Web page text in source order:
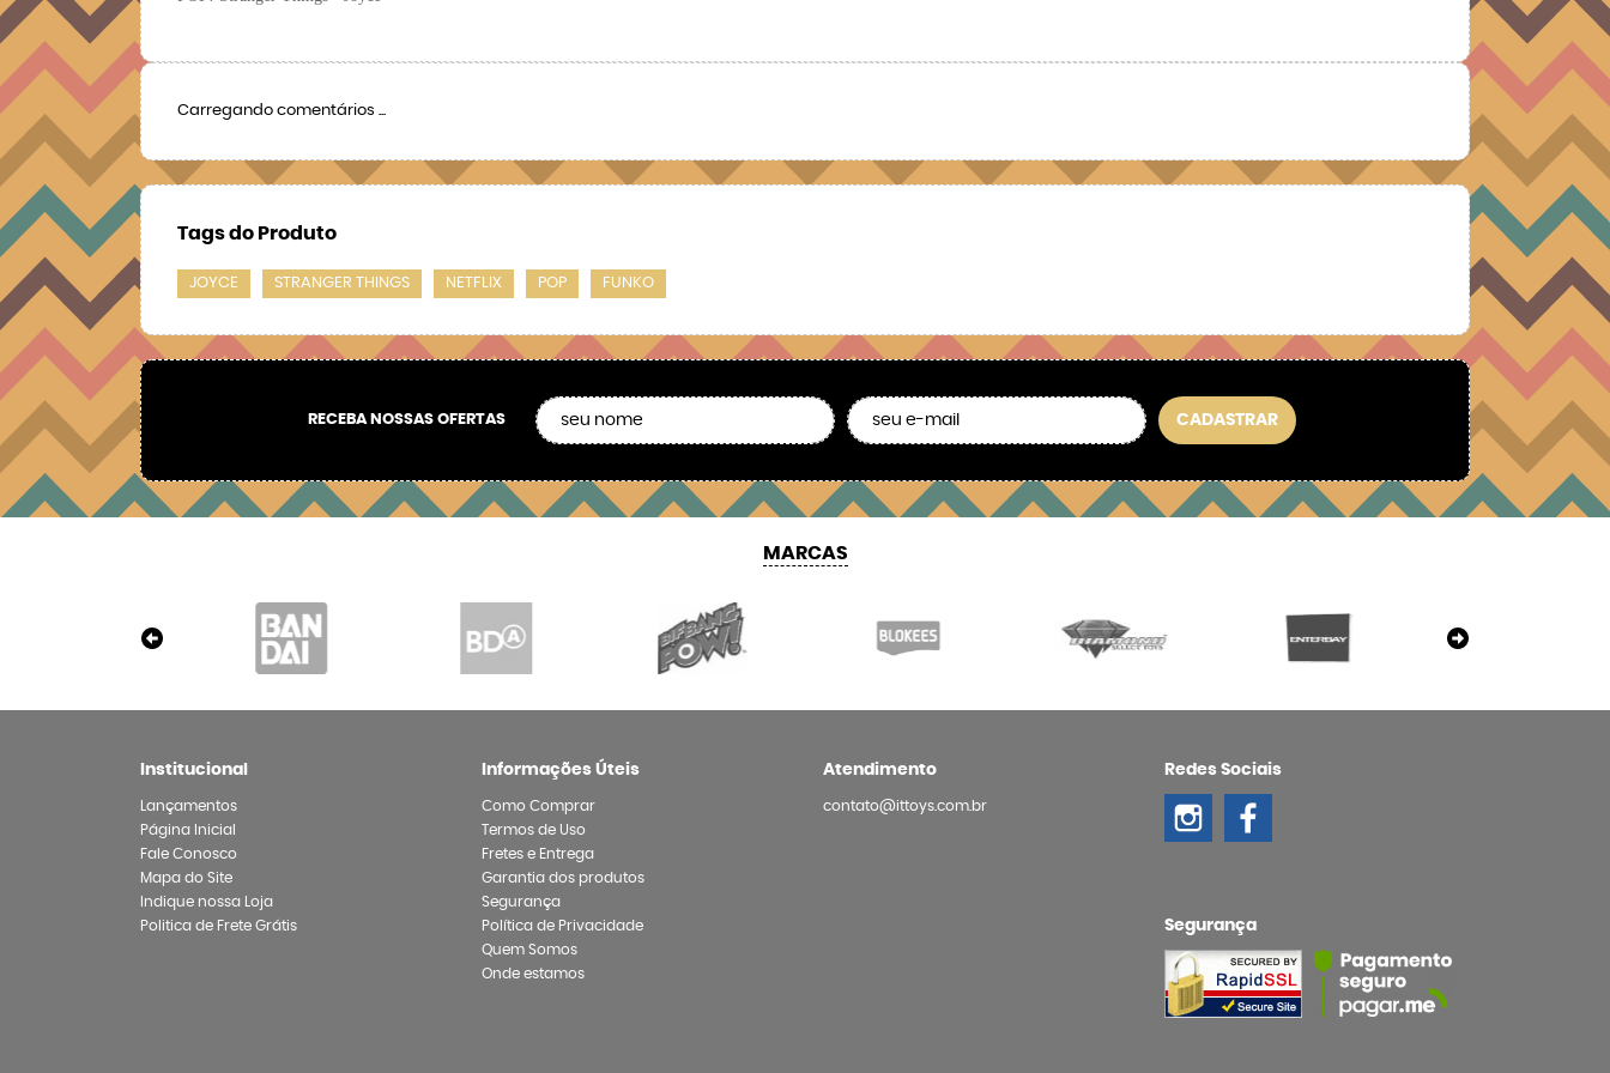
Carregando comentários ...
Tags do Produto
JOYCE STRANGER THINGS NETFLIX POP FUNKO
RECEBA NOSSAS OFERTAS CADASTRAR
MARCAS
Institucional
Lançamentos
Página Inicial
Fale Conosco
Mapa do Site
Indique nossa Loja
Politica de Frete Grátis
Informações Úteis
Como Comprar
Termos de Uso
Fretes e Entrega
Garantia dos produtos
Segurança
Política de Privacidade
Quem Somos
Onde estamos
Atendimento
contato@ittoys.com.br
Redes Sociais
Segurança